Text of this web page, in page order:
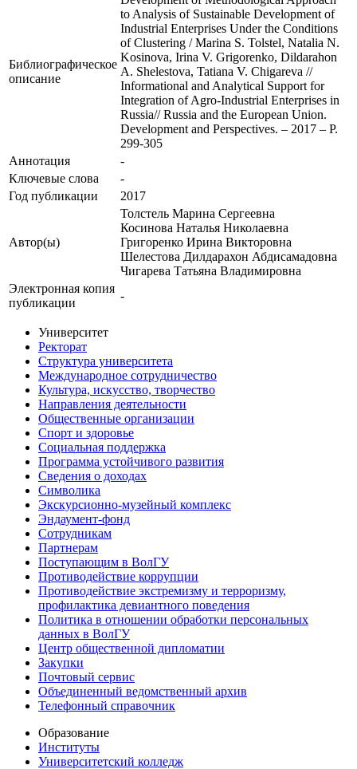
Библиографическое
описание
to Analysis of Sustainable Development of
Industrial Enterprises Under the Conditions
of Clustering / Marina S. Tolstel, Natalia N.
Kosinova, Irina V. Grigorenko, Dildarahon
A. Shelestova, Tatiana V. Chigareva //
Informational and Analytical Support for
Integration of Agro-Industrial Enterprises in
Russia// Russia and the European Union.
Development and Perspectives. – 2017 – P.
299-305
Аннотация
-
Ключевые cлова
-
Год публикации
2017
Автор(ы)
Толстель Марина Сергеевна
Косинова Наталья Николаевна
Григоренко Ирина Викторовна
Шелестова Дилдарахон Абдисамадовна
Чигарева Татьяна Владимировна
Электронная копия
публикации
-
Университет
Ректорат
Структура университета
Международное сотрудничество
Культура, искусство, творчество
Направления деятельности
Общественные организации
Спорт и здоровье
Социальная поддержка
Программа устойчивого развития
Сведения о доходах
Символика
Экскурсионно-музейный комплекс
Эндаумент-фонд
Сотрудникам
Партнерам
Поступающим в ВолГУ
Противодействие коррупции
Противодействие экстремизму и терроризму,
профилактика девиантного поведения
Политика в отношении обработки персональных
данных в ВолГУ
Центр общественной дипломатии
Закупки
Почтовый сервис
Объединенный ведомственный архив
Телефонный справочник
Образование
Институты
Университетский колледж